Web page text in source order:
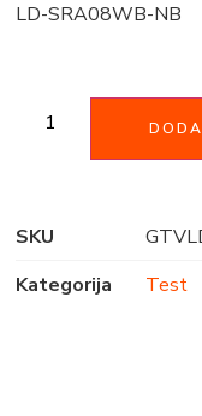
LD-SRA08WB-NB
SKU
Kategorija
Test